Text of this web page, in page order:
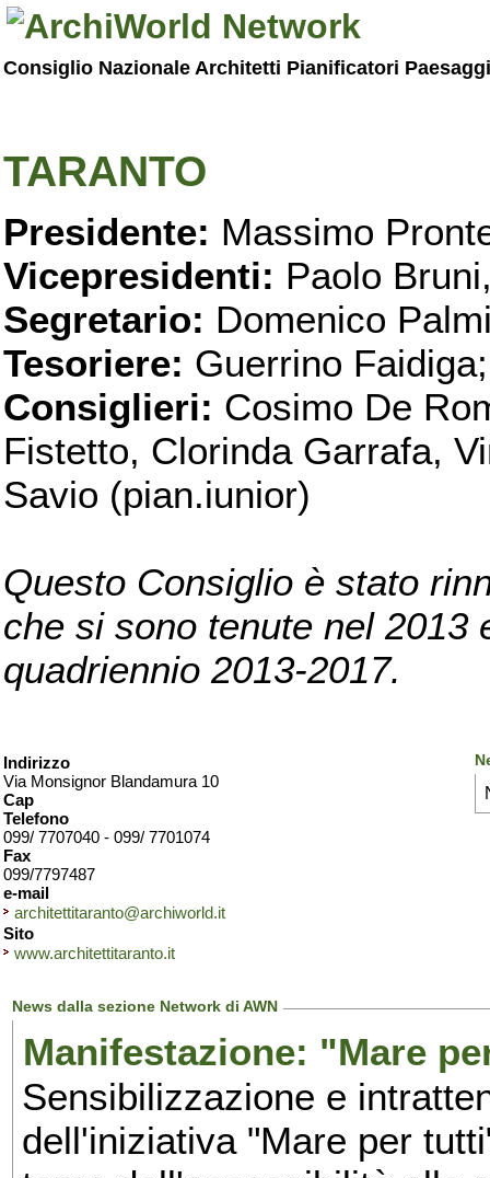
Consiglio Nazionale Architetti Pianificatori
TARANTO
Presidente: Massimo
Vicepresidenti: Paolo
Segretario: Domenico
Tesoriere: Guerrino Faidiga;
Consiglieri: Cosimo De
Fistetto, Clorinda Garrafa,
Savio (pian.iunior)
Questo Consiglio è stato
che si sono tenute nel 2013
quadriennio 2013-2017.
Indirizzo
Via Monsignor Blandamura 10
Cap
Telefono
099/ 7707040 - 099/ 7701074
Fax
099/7797487
e-mail
architettitaranto@archiworld.it
Sito
www.architettitaranto.it
News dalla sezione Network di AWN
Manifestazione: "Mare
Sensibilizzazione e
dell'iniziativa "Mare per